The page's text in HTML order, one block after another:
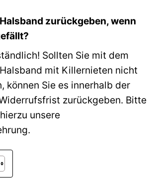
zurückgeben, wenn
Sollten Sie mit dem
mit Killernieten nicht
können Sie es innerhalb der
zurückgeben. Bitte
unsere